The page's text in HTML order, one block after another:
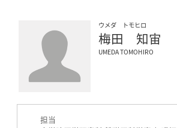
ウメダ トモヒロ
梅田 知宙
UMEDA TOMOHIRO
担当